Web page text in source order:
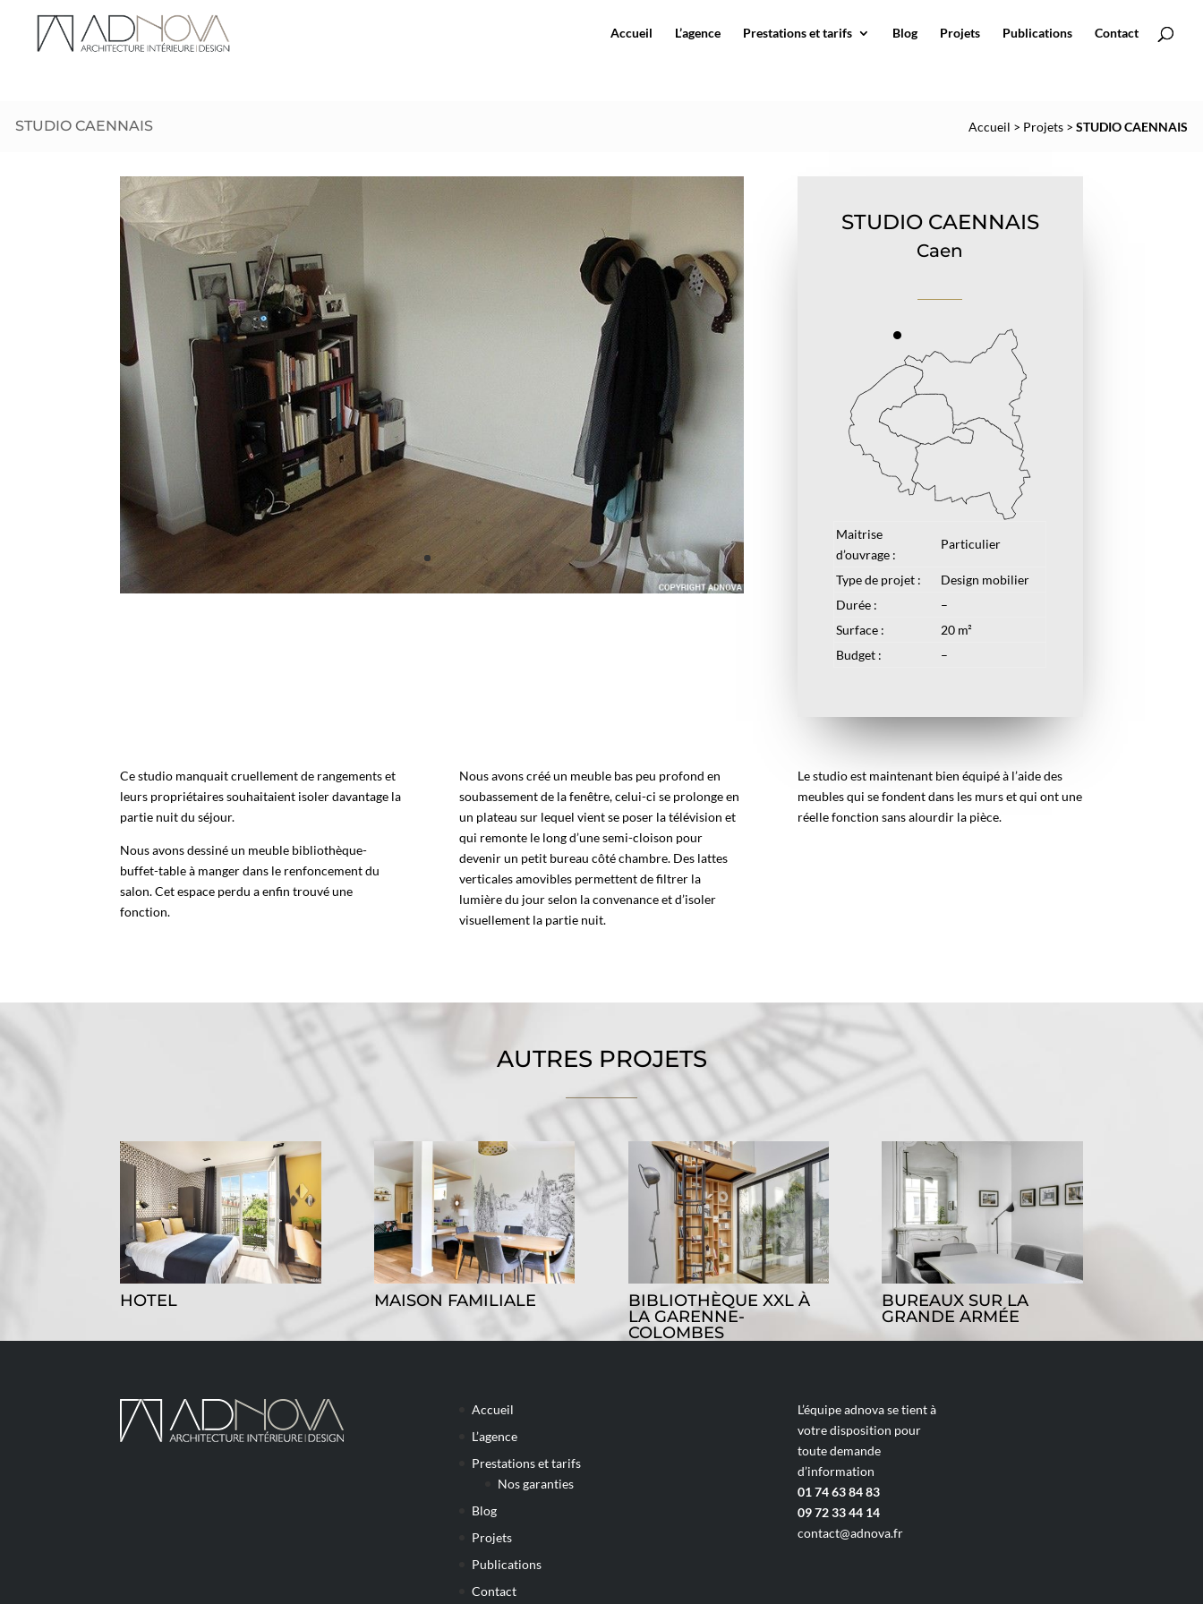
Accueil L’agence Prestations et tarifs Blog Projets Publications Contact
STUDIO CAENNAIS Accueil > Projets > STUDIO CAENNAIS
STUDIO CAENNAIS
Caen
Maitrise
d’ouvrage :
Particulier
Type de projet :
Design mobilier
Durée :
–
Surface :
20 m²
Budget :
–
Ce studio manquait cruellement de rangements et
leurs propriétaires souhaitaient isoler davantage la
partie nuit du séjour.
Nous avons dessiné un meuble bibliothèque-
buffet-table à manger dans le renfoncement du
salon. Cet espace perdu a enfin trouvé une
fonction.
Nous avons créé un meuble bas peu profond en
soubassement de la fenêtre, celui-ci se prolonge en
un plateau sur lequel vient se poser la télévision et
qui remonte le long d’une semi-cloison pour
devenir un petit bureau côté chambre. Des lattes
verticales amovibles permettent de filtrer la
lumière du jour selon la convenance et d’isoler
visuellement la partie nuit.
Le studio est maintenant bien équipé à l’aide des
meubles qui se fondent dans les murs et qui ont une
réelle fonction sans alourdir la pièce.
AUTRES PROJETS
HOTEL MAISON FAMILIALE
BIBLIOTHÈQUE XXL À
LA GARENNE-
COLOMBES
BUREAUX SUR LA
GRANDE ARMÉE
Accueil
L’agence
Prestations et tarifs
Nos garanties
Blog
Projets
Publications
Contact
L’équipe adnova se tient à
votre disposition pour
toute demande
d’information
01 74 63 84 83
09 72 33 44 14
contact@adnova.fr